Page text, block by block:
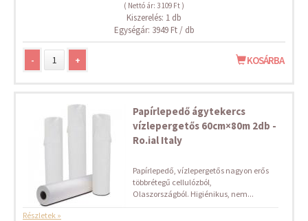
( Nettó ár: 3 109 Ft )
Kiszerelés: 1 db
Egységár: 3949 Ft / db
- + KOSÁRBA
Papírlepedő ágytekercs
vízlepergetős 60cm×80m 2db -
Ro.ial Italy
Papírlepedő, vízlepergetős nagyon erős
többrétegű cellulózból,
Olaszországból. Higiénikus, nem...
Részletek »